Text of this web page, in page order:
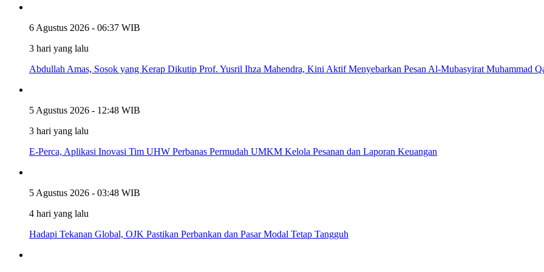
6 Agustus 2026 - 06:37 WIB
3 hari yang lalu
Abdullah Amas, Sosok yang Kerap Dikutip Prof. Yusril Ihza Mahendra, Kini Aktif Menyebarkan Pesan Al-Mubasyirat Muhammad
5 Agustus 2026 - 12:48 WIB
3 hari yang lalu
E-Perca, Aplikasi Inovasi Tim UHW Perbanas Permudah UMKM Kelola Pesanan dan Laporan Keuangan
5 Agustus 2026 - 03:48 WIB
4 hari yang lalu
Hadapi Tekanan Global, OJK Pastikan Perbankan dan Pasar Modal Tetap Tangguh